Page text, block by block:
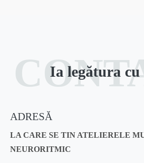
Ia legătura cu
ADRESĂ
LA CARE SE TIN ATELIERELE
NEURORITMIC